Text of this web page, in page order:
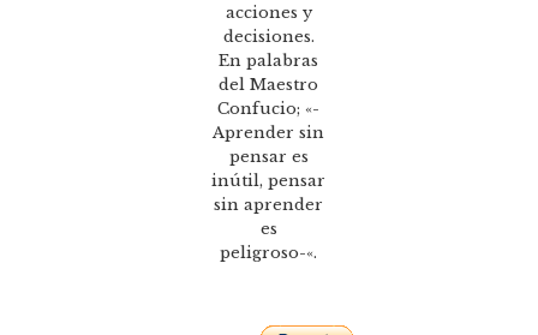
acciones y
decisiones.
En palabras
del Maestro
Confucio; «-
Aprender sin
pensar es
inútil, pensar
sin aprender
es
peligroso-«.